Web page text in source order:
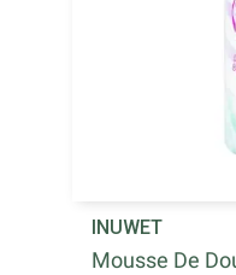
INUWET
Mousse De